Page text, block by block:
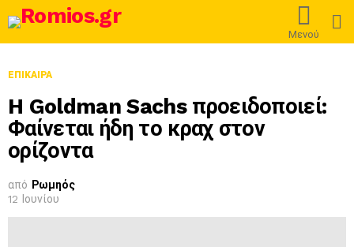
Μενού
ΕΠΊΚΑΙΡΑ
H Goldman Sachs προειδοποιεί:
Φαίνεται ήδη το κραχ στον
ορίζοντα
από Ρωμηός
12 Ιουνίου